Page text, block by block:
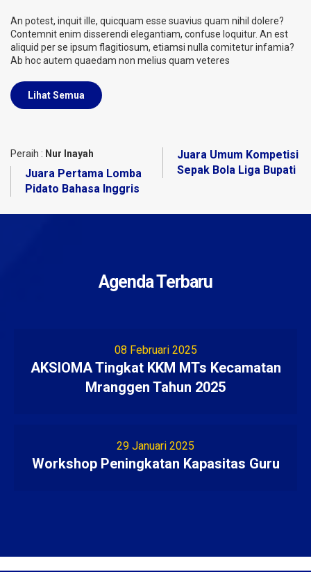
An potest, inquit ille, quicquam esse suavius quam nihil dolere?
Contemnit enim disserendi elegantiam, confuse loquitur. An est
aliquid per se ipsum flagitiosum, etiamsi nulla comitetur infamia?
Ab hoc autem quaedam non melius quam veteres
Lihat Semua
Peraih : Nur Inayah
Juara Pertama Lomba
Pidato Bahasa Inggris
Juara Umum Kompetisi
Sepak Bola Liga Bupati
Agenda Terbaru
08 Februari 2025
AKSIOMA Tingkat KKM MTs Kecamatan
Mranggen Tahun 2025
29 Januari 2025
Workshop Peningkatan Kapasitas Guru